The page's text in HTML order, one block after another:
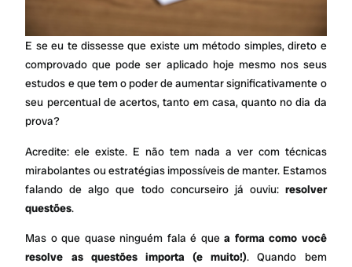
E se eu te dissesse que existe um método simples, direto e
comprovado que pode ser aplicado hoje mesmo nos seus
estudos e que tem o poder de aumentar significativamente o
seu percentual de acertos, tanto em casa, quanto no dia da
prova?
Acredite: ele existe. E não tem nada a ver com técnicas
mirabolantes ou estratégias impossíveis de manter. Estamos
falando de algo que todo concurseiro já ouviu: resolver
questões.
Mas o que quase ninguém fala é quea forma como você
resolve as questões importa (e muito!). Quando bem